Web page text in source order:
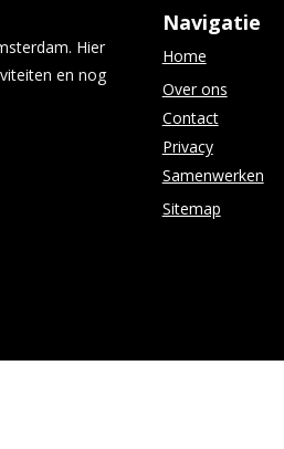
Hier
en nog
Navigatie
Home
Over ons
Contact
Privacy
Samenwerken
Sitemap